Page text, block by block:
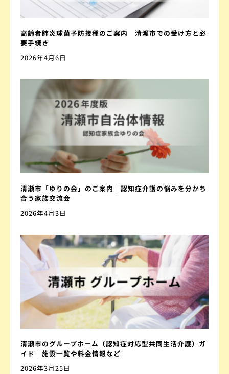
高齢者肺炎球菌予防接種のご案内 清瀬市での受け方と必
要手続き
2026年4月6日
清瀬市「ゆりの会」のご案内｜認知症介護の悩みを分かち
合う家族交流会
2026年4月3日
清瀬市のグループホーム（認知症対応型共同生活介護）ガ
イド｜施設一覧や料金情報など
2026年3月25日